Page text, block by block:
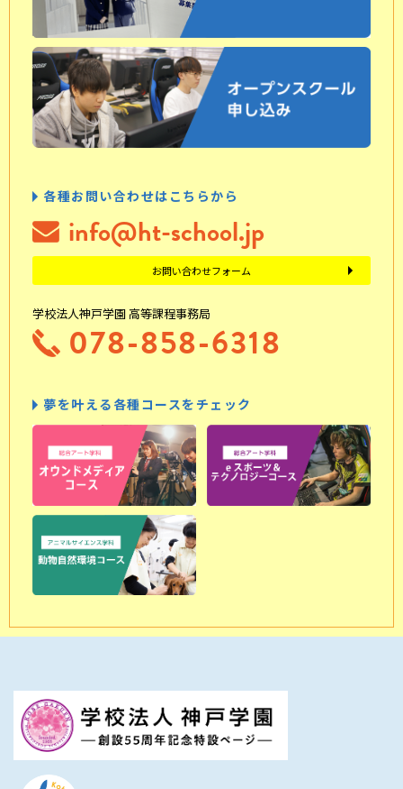
各種お問い合わせはこちらから
info@ht-school.jp
お問い合わせフォーム
学校法人神戸学園 高等課程事務局
078-858-6318
夢を叶える各種コースをチェック